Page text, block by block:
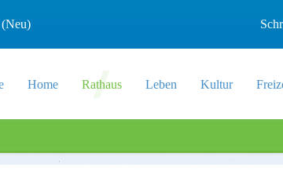
Home Rathaus Leben Kultur